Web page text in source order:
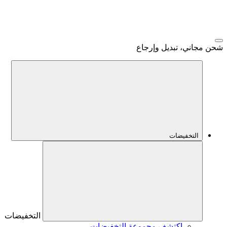
شحن مجاني، تبديل وإرجاع
التخفيضات
التخفيضات